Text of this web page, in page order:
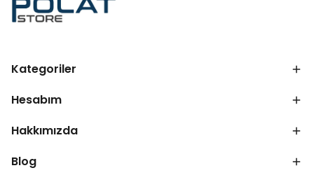
Kategoriler
Hesabım
Hakkımızda
Blog